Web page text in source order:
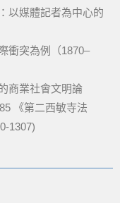
以媒體記者為中心的
衝突為例（1870–
商業社會文明論
《第二西敏寺法
1307)